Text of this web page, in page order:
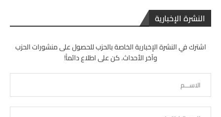
النشرة الإخبارية
اشترك في النشرة الإخبارية الخاصة بالحزب للحصول على منشورات الحزب
وآخر الأحداث. كن على اطلاع دائماً!